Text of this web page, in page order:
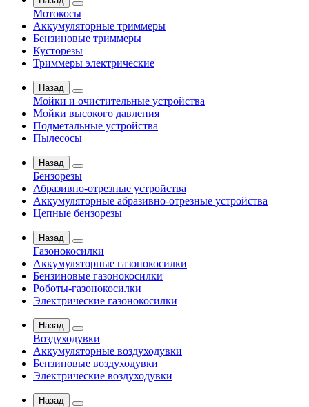
Мотокосы
Аккумуляторные триммеры
Бензиновые триммеры
Кусторезы
Триммеры электрические
Назад
Мойки и очистительные устройства
Мойки высокого давления
Подметальные устройства
Пылесосы
Назад
Бензорезы
Абразивно-отрезные устройства
Аккумуляторные абразивно-отрезные устройства
Цепные бензорезы
Назад
Газонокосилки
Аккумуляторные газонокосилки
Бензиновые газонокосилки
Роботы-газонокосилки
Электрические газонокосилки
Назад
Воздуходувки
Аккумуляторные воздуходувки
Бензиновые воздуходувки
Электрические воздуходувки
Назад